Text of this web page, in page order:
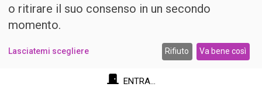
ENTRA...
o ritirare il suo consenso in un secondo
momento.
Lasciatemi scegliere Rifiuto Va bene così